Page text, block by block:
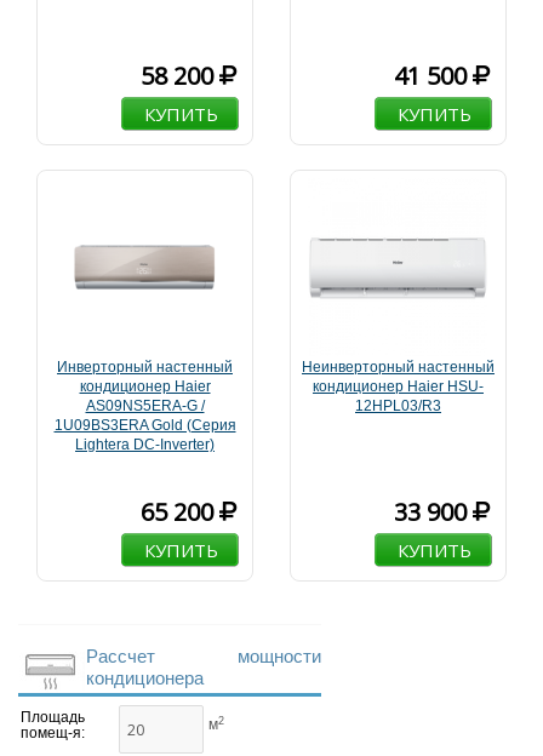
58 200
КУПИТЬ
41 500
КУПИТЬ
Инверторный настенный
кондиционер Haier
AS09NS5ERA-G /
1U09BS3ERA Gold (Серия
Lightera DC-Inverter)
65 200
КУПИТЬ
Неинверторный настенный
кондиционер Haier HSU-
12HPL03/R3
33 900
КУПИТЬ
Рассчет мощности
кондиционера
Площадь
помещ-я:
м2